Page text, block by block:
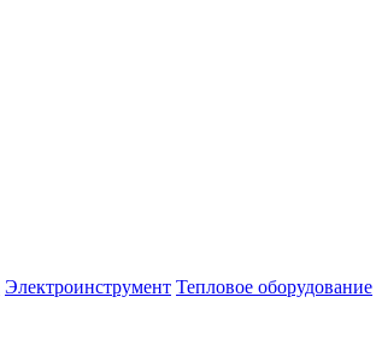
Электроинструмент Тепловое оборудование